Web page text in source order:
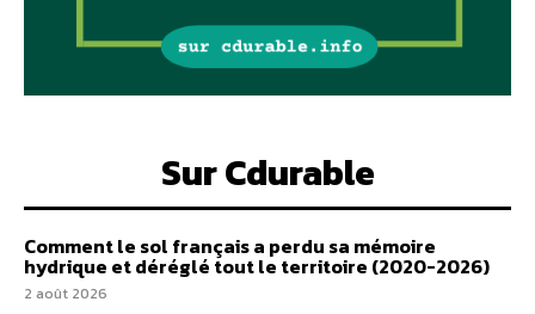
Sur Cdurable
Comment le sol français a perdu sa mémoire
hydrique et déréglé tout le territoire (2020-2026)
2 août 2026